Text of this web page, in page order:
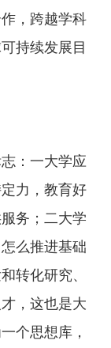
，跨越学科
持续发展目
：一大学应
力，教育好
务；二大学
么推进基础
转化研究、
，这也是大
个思想库，